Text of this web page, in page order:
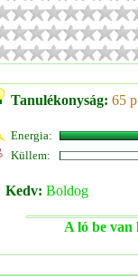
Tanulékonyság: 65
Energia:
Küllem:
Kedv: Boldog
A ló be van